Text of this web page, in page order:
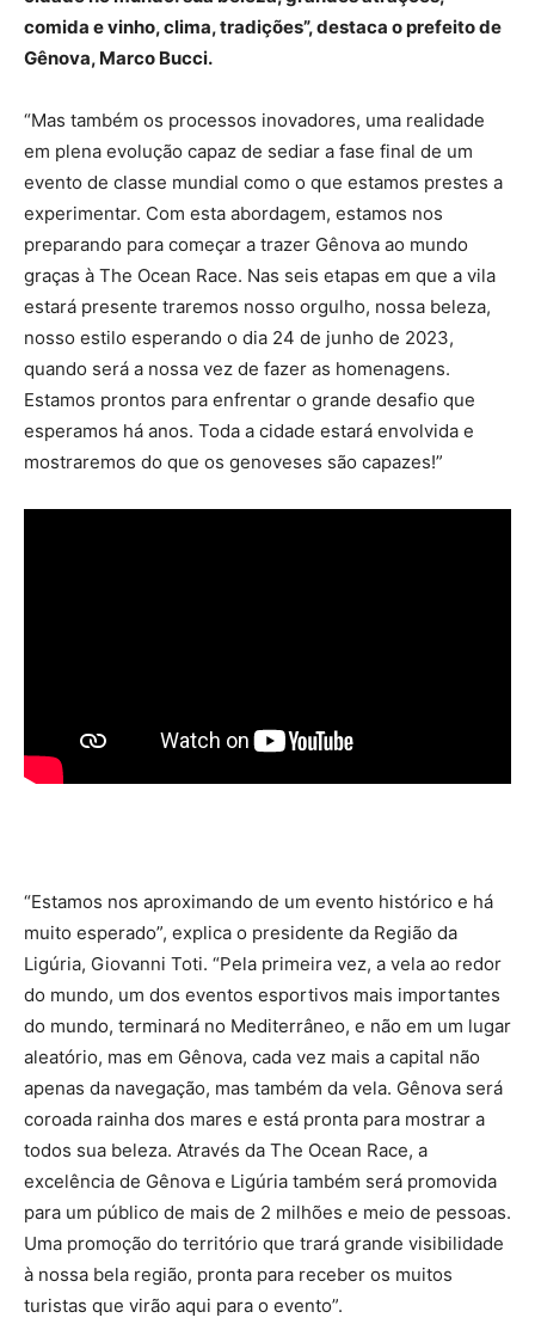
comida e vinho, clima, tradições”, destaca o prefeito de
Gênova, Marco Bucci.
“Mas também os processos inovadores, uma realidade
em plena evolução capaz de sediar a fase final de um
evento de classe mundial como o que estamos prestes a
experimentar. Com esta abordagem, estamos nos
preparando para começar a trazer Gênova ao mundo
graças à The Ocean Race. Nas seis etapas em que a vila
estará presente traremos nosso orgulho, nossa beleza,
nosso estilo esperando o dia 24 de junho de 2023,
quando será a nossa vez de fazer as homenagens.
Estamos prontos para enfrentar o grande desafio que
esperamos há anos. Toda a cidade estará envolvida e
mostraremos do que os genoveses são capazes!”
“Estamos nos aproximando de um evento histórico e há
muito esperado”, explica o presidente da Região da
Ligúria, Giovanni Toti. “Pela primeira vez, a vela ao redor
do mundo, um dos eventos esportivos mais importantes
do mundo, terminará no Mediterrâneo, e não em um lugar
aleatório, mas em Gênova, cada vez mais a capital não
apenas da navegação, mas também da vela. Gênova será
coroada rainha dos mares e está pronta para mostrar a
todos sua beleza. Através da The Ocean Race, a
excelência de Gênova e Ligúria também será promovida
para um público de mais de 2 milhões e meio de pessoas.
Uma promoção do território que trará grande visibilidade
à nossa bela região, pronta para receber os muitos
turistas que virão aqui para o evento”.